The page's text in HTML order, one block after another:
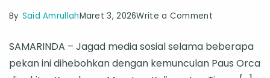
By Said AmrullahMaret 3, 2026Write a Commenton
Balik
Munculnya
SAMARINDA – Jagad media sosial selama beberapa
pekan ini dihebohkan dengan kemunculan Paus Orca